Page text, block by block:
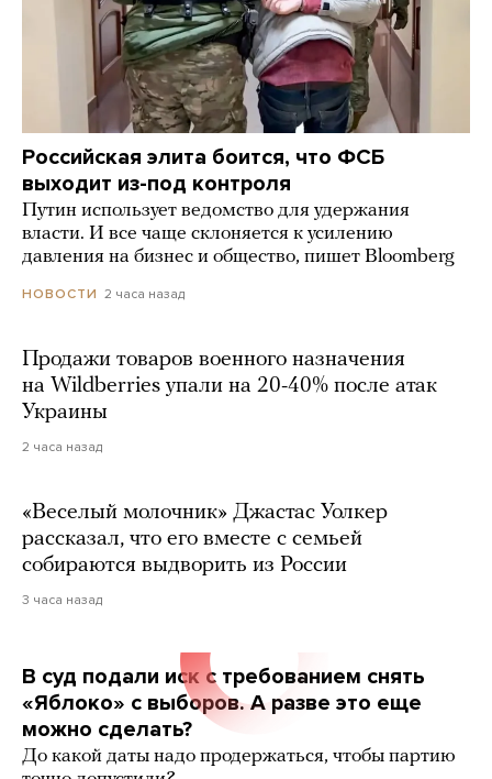
Российская элита боится, что ФСБ
выходит из-под контроля
Путин использует ведомство для удержания
власти. И все чаще склоняется к усилению
давления на бизнес и общество, пишет Bloomberg
НОВОСТИ 2 часа назад
Продажи товаров военного назначения
на Wildberries упали на 20-40% после атак
Украины
2 часа назад
«Веселый молочник» Джастас Уолкер
рассказал, что его вместе с семьей
собираются выдворить из России
3 часа назад
В суд подали иск с требованием снять
«Яблоко» с выборов. А разве это еще
можно сделать?
До какой даты надо продержаться, чтобы партию